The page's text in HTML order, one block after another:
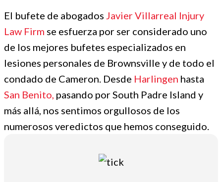
El bufete de abogados Javier Villarreal Injury
Law Firm se esfuerza por ser considerado uno
de los mejores bufetes especializados en
lesiones personales de Brownsville y de todo el
condado de Cameron. Desde Harlingen hasta
San Benito, pasando por South Padre Island y
más allá, nos sentimos orgullosos de los
numerosos veredictos que hemos conseguido.